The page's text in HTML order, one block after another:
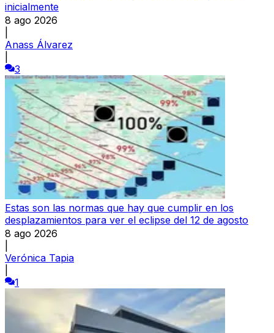
inicialmente
8 ago 2026
Anass Álvarez
3
Estas son las normas que hay que cumplir en los
desplazamientos para ver el eclipse del 12 de agosto
8 ago 2026
Verónica Tapia
1